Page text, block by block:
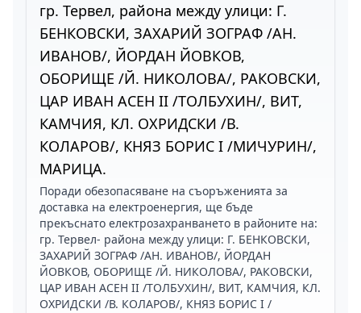
гр. Тервел, района между улици: Г.
БЕНКОВСКИ, ЗАХАРИЙ ЗОГРАФ /АН.
ИВАНОВ/, ЙОРДАН ЙОВКОВ,
ОБОРИЩЕ /Й. НИКОЛОВА/, РАКОВСКИ,
ЦАР ИВАН АСЕН II /ТОЛБУХИН/, ВИТ,
КАМЧИЯ, КЛ. ОХРИДСКИ /В.
КОЛАРОВ/, КНЯЗ БОРИС I /МИЧУРИН/,
МАРИЦА.
Поради обезопасяване на съоръженията за
доставка на електроенергия, ще бъде
прекъснато електрозахранването в районите на:
гр. Тервел- района между улици: Г. БЕНКОВСКИ,
ЗАХАРИЙ ЗОГРАФ /АН. ИВАНОВ/, ЙОРДАН
ЙОВКОВ, ОБОРИЩЕ /Й. НИКОЛОВА/, РАКОВСКИ,
ЦАР ИВАН АСЕН II /ТОЛБУХИН/, ВИТ, КАМЧИЯ, КЛ.
ОХРИДСКИ /В. КОЛАРОВ/, КНЯЗ БОРИС I /